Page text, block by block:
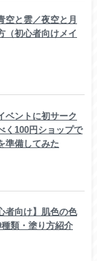
空と雲／夜空と月
（初心者向けメイ
ベントに初サーク
く100円ショップで
準備してみた
者向け】肌色の色
類・塗り方紹介